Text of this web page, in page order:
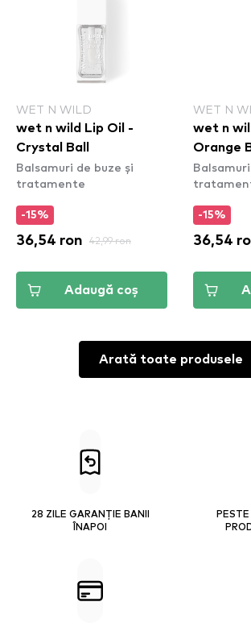
WET N WILD
wet n wild Lip Oil -
Crystal Ball
Balsamuri de buze și
tratamente
-15%
36,54 ron 42,99 ron
Adaugă coș
WET N
wet n
Orange
-15%
36,54
Arată toate produsele
28 ZILE GARANȚIE BANII
ÎNAPOI